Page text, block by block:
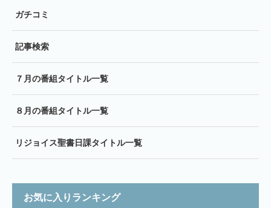
ガチコミ
記事検索
７月の番組タイトル一覧
８月の番組タイトル一覧
リジョイス聖書日課タイトル一覧
お気に入りランキング